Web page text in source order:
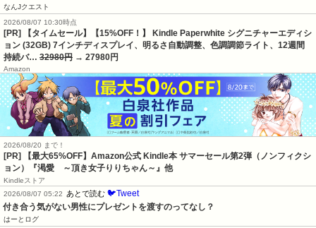
なんJクエスト
2026/08/07 10:30時点
[PR] 【タイムセール】【15%OFF！】 Kindle Paperwhite シグニチャーエディシ
ョン (32GB) 7インチディスプレイ、明るさ自動調整、色調調節ライト、12週間
持続バ… 32980円 → 27980円
Amazon
2026/08/20 まで！
[PR]
【最大65%OFF】Amazon公式 Kindle本 サマーセール第2弾（ノンフィクシ
ョン）『渇愛 ～頂き女子りりちゃん～』他
Kindleストア
2026/08/07 05:22
あとで読む 🐦Tweet
付き合う気がない男性にプレゼントを渡すのってなし？
はーとログ